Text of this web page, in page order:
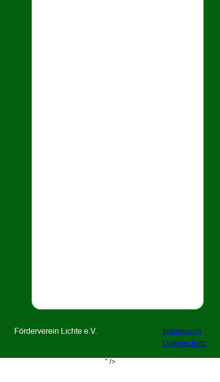
Förderverein Lichte e.V.
Impressum
Datenschutz
" />